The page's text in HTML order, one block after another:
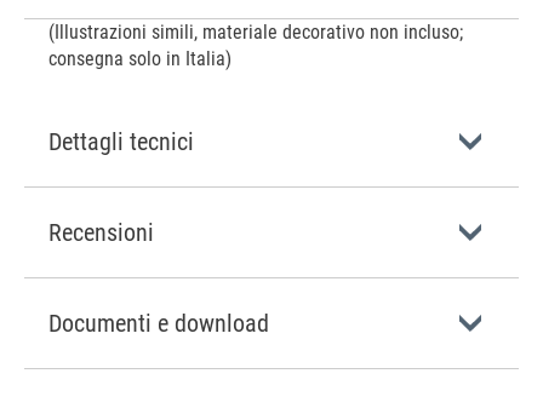
(Illustrazioni simili, materiale decorativo non incluso;
consegna solo in Italia)
Dettagli tecnici
Recensioni
Documenti e download